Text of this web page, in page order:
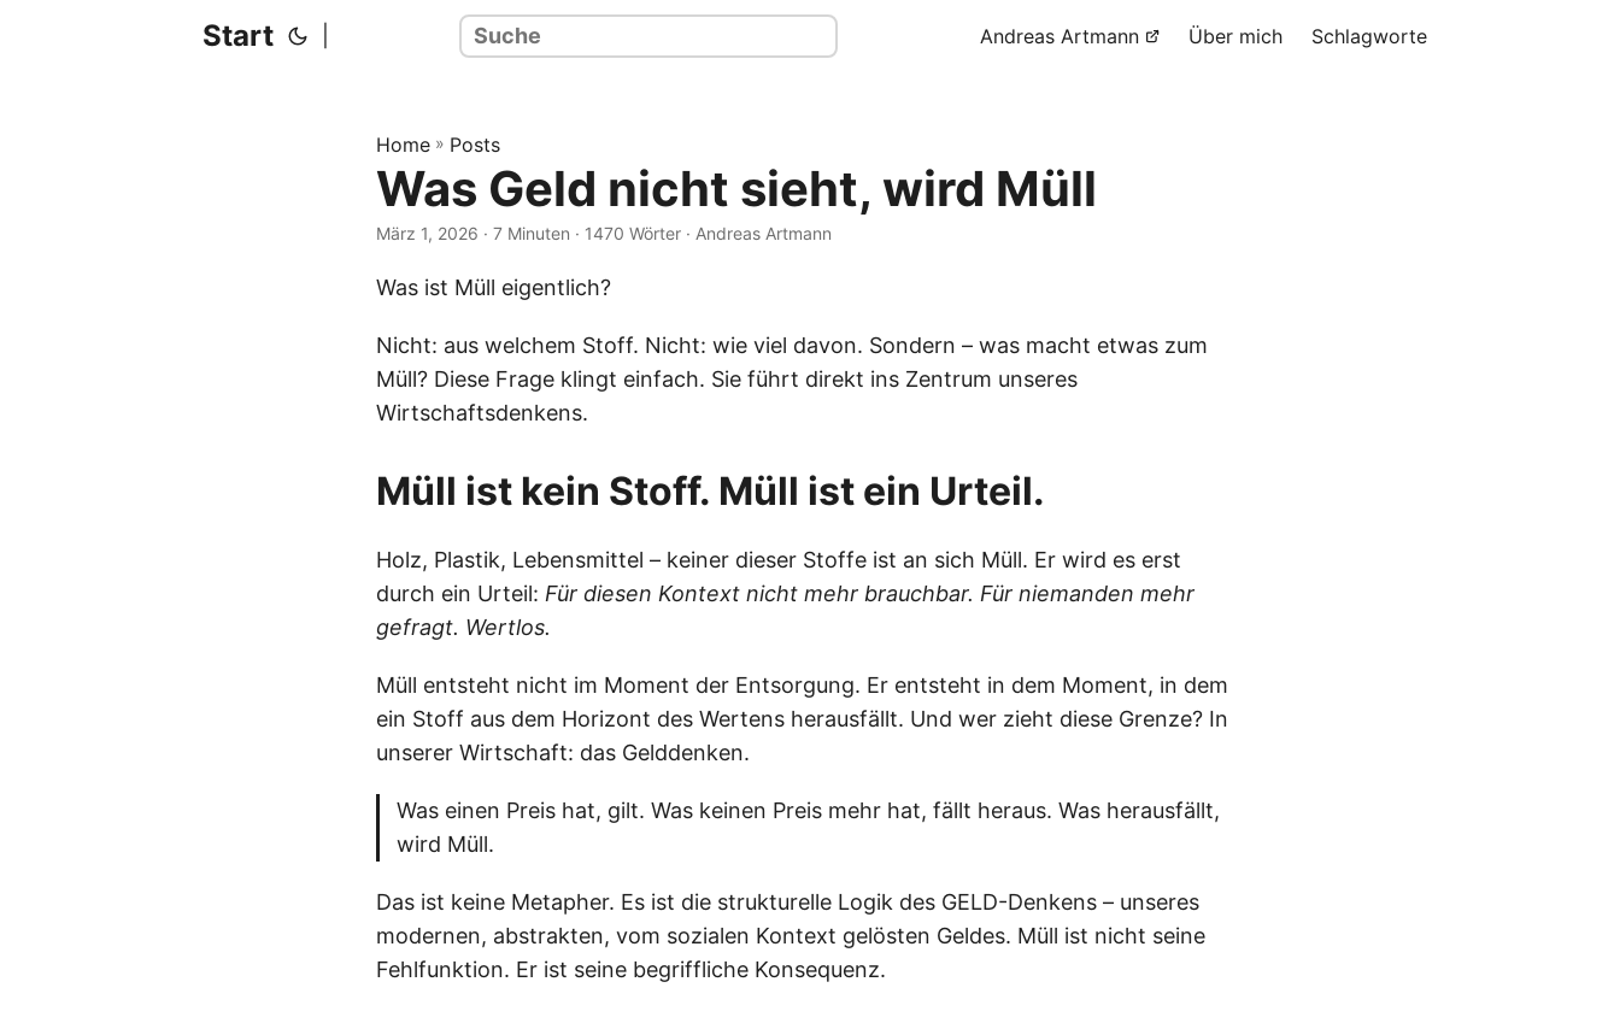
Start Andreas Artmann Über mich Schlagworte
Home » Posts
Was Geld nicht sieht, wird Müll
März 1, 2026 · 7 Minuten · 1470 Wörter · Andreas Artmann
Was ist Müll eigentlich?
Nicht: aus welchem Stoff. Nicht: wie viel davon. Sondern – was macht etwas zum
Müll? Diese Frage klingt einfach. Sie führt direkt ins Zentrum unseres
Wirtschaftsdenkens.
Müll ist kein Stoff. Müll ist ein Urteil.
Holz, Plastik, Lebensmittel – keiner dieser Stoffe ist an sich Müll. Er wird es erst
durch ein Urteil: Für diesen Kontext nicht mehr brauchbar. Für niemanden mehr
gefragt. Wertlos.
Müll entsteht nicht im Moment der Entsorgung. Er entsteht in dem Moment, in dem
ein Stoff aus dem Horizont des Wertens herausfällt. Und wer zieht diese Grenze? In
unserer Wirtschaft: das Gelddenken.
Was einen Preis hat, gilt. Was keinen Preis mehr hat, fällt heraus. Was herausfällt,
wird Müll.
Das ist keine Metapher. Es ist die strukturelle Logik des GELD-Denkens – unseres
modernen, abstrakten, vom sozialen Kontext gelösten Geldes. Müll ist nicht seine
Fehlfunktion. Er ist seine begriffliche Konsequenz.